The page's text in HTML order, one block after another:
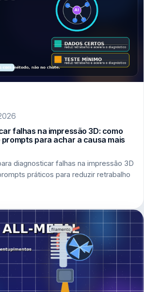
falhas na impressão 3D: como
para achar a causa mais
diagnosticar falhas na impressão 3D
práticos para reduzir retrabalho